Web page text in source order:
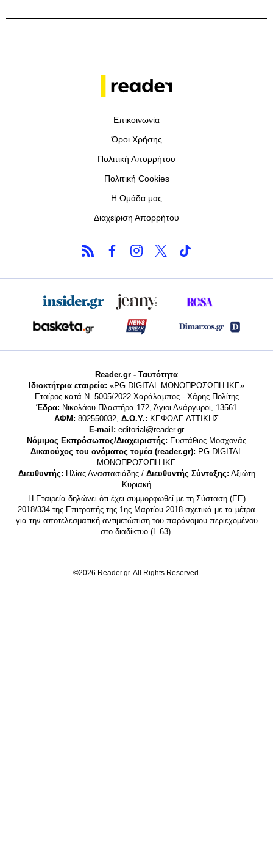
Επικοινωνία
Όροι Χρήσης
Πολιτική Απορρήτου
Πολιτική Cookies
Η Ομάδα μας
Διαχείριση Απορρήτου
Reader.gr - Ταυτότητα
Ιδιοκτήτρια εταιρεία: «PG DIGITAL MONΟΠΡΟΣΩΠΗ ΙΚΕ»
Εταίρος κατά Ν. 5005/2022 Χαράλαμπος - Χάρης Πολίτης
Έδρα: Νικολάου Πλαστήρα 172, Άγιοι Ανάργυροι, 13561
ΑΦΜ: 802550032, Δ.Ο.Υ.: ΚΕΦΟΔΕ ΑΤΤΙΚΗΣ
E-mail: editorial@reader.gr
Νόμιμος Εκπρόσωπος/Διαχειριστής: Ευστάθιος Μοσχονάς
Δικαιούχος του ονόματος τομέα (reader.gr): PG DIGITAL
MONΟΠΡΟΣΩΠΗ ΙΚΕ
Διευθυντής: Ηλίας Αναστασιάδης / Διευθυντής Σύνταξης: Αξιώτη
Κυριακή
Η Εταιρεία δηλώνει ότι έχει συμμορφωθεί με τη Σύσταση (ΕΕ)
2018/334 της Επιτροπής της 1ης Μαρτίου 2018 σχετικά με τα μέτρα
για την αποτελεσματική αντιμετώπιση του παράνομου περιεχομένου
στο διαδίκτυο (L 63).
©2026 Reader.gr. All Rights Reserved.